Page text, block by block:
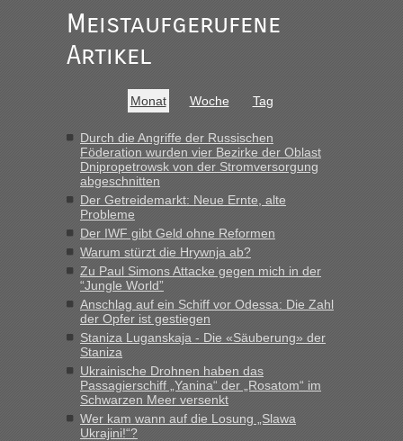
Ist korrekt, aber ich finde man hätte trotzdem im Text gleich
darauf hinweisen können.
War aber nicht "böse" gemeint ...
buchbar - warum auch immer ...
Hab´s versucht - bekomme aber immer angezeigt "auf dieser
Strecke fahren wir nicht"
inBerichte und Reisetipps • Re: Mit dem Zug in
die Ukraine
„Man sollte aber explizit dazu schreiben, daß es ein Zug von
LeoExpress ist - und nur auf deren Webseite kann man die
Fahrkarten kaufen. Zumindest ist es die erste Umsteigefreie
Verbindung von Deutschland...“
Recht, Visa und Dokumente • Re: Deklaration
gebrauchter Kleidung beim Zoll
„Vielen Dank, mit einem Briefchen meiner Frau im Gepäck
gab es keine Probleme“
Meistaufgerufene
Artikel
Monat Woche Tag
Durch die Angriffe der Russischen
Föderation wurden vier Bezirke der Oblast
Dnipropetrowsk von der Stromversorgung
abgeschnitten
Der Getreidemarkt: Neue Ernte, alte
Probleme
Der IWF gibt Geld ohne Reformen
Warum stürzt die Hrywnja ab?
Zu Paul Simons Attacke gegen mich in der
“Jungle World”
Anschlag auf ein Schiff vor Odessa: Die Zahl
der Opfer ist gestiegen
Staniza Luganskaja - Die «Säuberung» der
Staniza
Ukrainische Drohnen haben das
Passagierschiff „Yanina“ der „Rosatom“ im
Schwarzen Meer versenkt
Wer kam wann auf die Losung „Slawa
Ukrajini!“?